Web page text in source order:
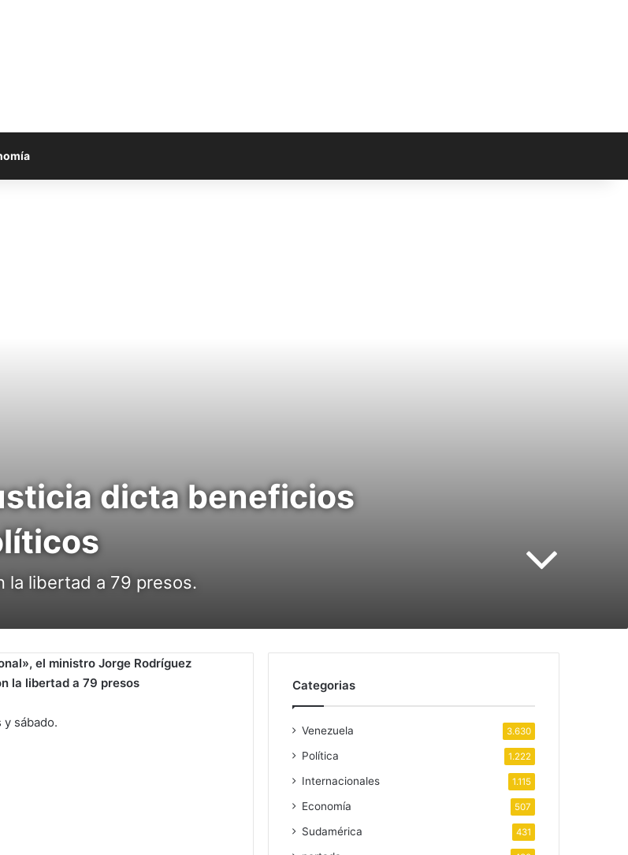
dicta beneficios
la libertad a 79 presos.
el ministro Jorge Rodríguez
la libertad a 79 presos
sábado.
Categorias
Venezuela 3.630
Política 1.222
Internacionales 1.115
Economía 507
Sudamérica 431